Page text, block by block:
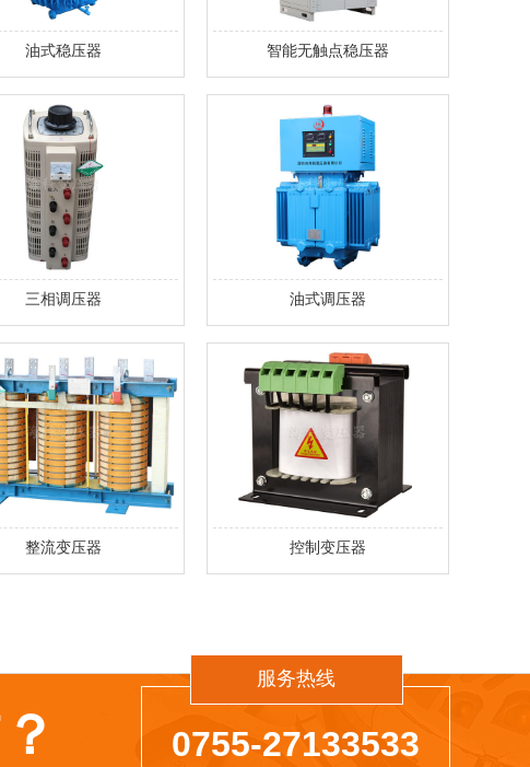
油式稳压器 智能无触点稳压器
三相调压器 油式调压器
整流变压器 控制变压器
CKSG串联电抗器 负载电抗器
服务热线
0755-27133533